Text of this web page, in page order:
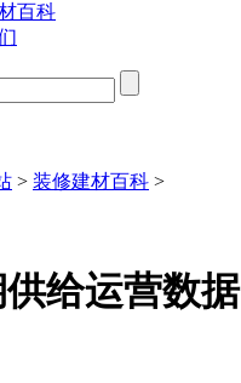
百科
> 装修建材百科 >
供给运营数据